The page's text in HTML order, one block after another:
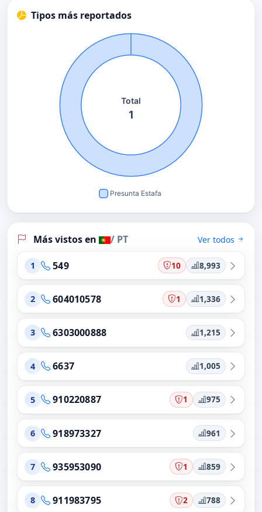
Tipos más reportados
Más vistos en / PT Ver todos
1 549 10 8,993
2 604010578 1 1,336
3 6303000888 1,215
4 6637 1,005
5 910220887 1 975
6 918973327 961
7 935953090 1 859
8 911983795 2 788